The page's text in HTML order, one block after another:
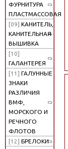
ФУРНИТУРА
ПЛАСТМАССОВАЯ
[09] КАНИТЕЛЬ,
КАНИТЕЛЬНАЯ
ВЫШИВКА
[10]
ГАЛАНТЕРЕЯ
[11] ГАЛУННЫЕ
ЗНАКИ
РАЗЛИЧИЯ
ВМФ,
МОРСКОГО И
РЕЧНОГО
ФЛОТОВ
[12] БРЕЛОКИ